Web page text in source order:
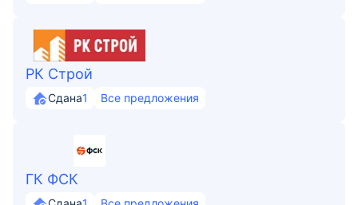
РК Строй
Сдана1 Все предложения
ГК ФСК